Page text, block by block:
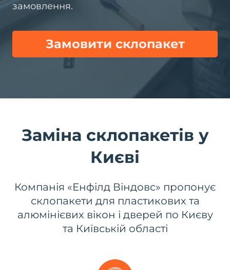
замовлення.
Замовити склопакет
Заміна склопакетів у
Києві
Компанія «Енфілд Віндовс» пропонує
склопакети для пластикових та
алюмінієвих вікон і дверей по Києву
та Київській області